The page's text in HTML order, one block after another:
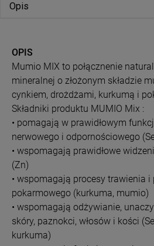
Opis
OPIS
Mumio MIX to połącznenie
mineralnej o złożonym składzie
cynkiem, drożdżami, kurkumą i
Składniki produktu MUMIO Mix :
• pomagają w prawidłowym
nerwowego i odpornościowego
• wspomagają prawidłowe
(Zn)
• wspomagają procesy trawienia i
pokarmowego (kurkuma, mumio)
• wspomagają odżywianie,
skóry, paznokci, włosów i kości
kurkuma)